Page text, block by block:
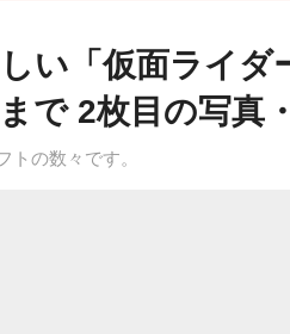
い「仮面ライ
で 2枚目の写真
の数々です。